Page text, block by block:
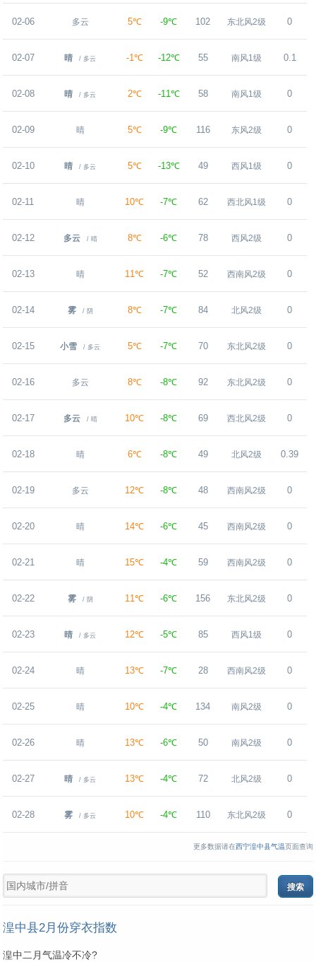
02-06 多云 5℃ -9℃ 102 东北风2级 0
02-07 晴 / 多云 -1℃ -12℃ 55 南风1级 0.1
02-08 晴 / 多云 2℃ -11℃ 58 南风1级 0
02-09 晴 5℃ -9℃ 116 东风2级 0
02-10 晴 / 多云 5℃ -13℃ 49 西风1级 0
02-11 晴 10℃ -7℃ 62 西北风1级 0
02-12 多云 / 晴 8℃ -6℃ 78 西风2级 0
02-13 晴 11℃ -7℃ 52 西南风2级 0
02-14 雾 / 阴 8℃ -7℃ 84 北风2级 0
02-15 小雪 / 多云 5℃ -7℃ 70 东北风2级 0
02-16 多云 8℃ -8℃ 92 东北风2级 0
02-17 多云 / 晴 10℃ -8℃ 69 西北风2级 0
02-18 晴 6℃ -8℃ 49 北风2级 0.39
02-19 多云 12℃ -8℃ 48 西南风2级 0
02-20 晴 14℃ -6℃ 45 西南风2级 0
02-21 晴 15℃ -4℃ 59 西南风2级 0
02-22 雾 / 阴 11℃ -6℃ 156 东北风2级 0
02-23 晴 / 多云 12℃ -5℃ 85 西风1级 0
02-24 晴 13℃ -7℃ 28 西南风2级 0
02-25 晴 10℃ -4℃ 134 南风2级 0
02-26 晴 13℃ -6℃ 50 南风2级 0
02-27 晴 / 多云 13℃ -4℃ 72 北风2级 0
02-28 雾 / 多云 10℃ -4℃ 110 东北风2级 0
更多数据请在西宁湟中县气温页面查询
湟中县2月份穿衣指数
湟中二月气温冷不冷?